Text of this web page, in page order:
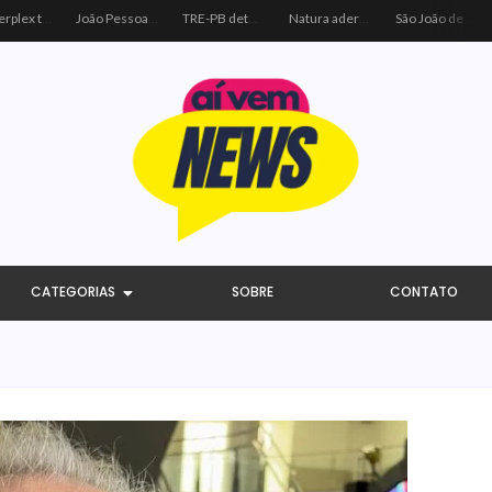
Centerplex traz o combo mais aguardado dos oceanos para estreia de Moana TRE-PB determina remoção de vídeo de Cícero por uso indevido de programa público Natura adere à coalizão do Código de Defesa e Inclusão do Consumidor Negro
CATEGORIAS SOBRE CONTATO